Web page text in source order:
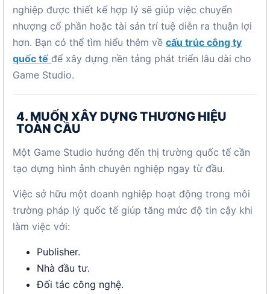
nghiệp được thiết kế hợp lý sẽ giúp việc chuyển
nhượng cổ phần hoặc tài sản trí tuệ diễn ra thuận lợi
hơn. Bạn có thể tìm hiểu thêm về cấu trúc công ty
quốc tế để xây dựng nền tảng phát triển lâu dài cho
Game Studio.
4. MUỐN XÂY DỰNG THƯƠNG HIỆU
TOÀN CẦU
Một Game Studio hướng đến thị trường quốc tế cần
tạo dựng hình ảnh chuyên nghiệp ngay từ đầu.
Việc sở hữu một doanh nghiệp hoạt động trong môi
trường pháp lý quốc tế giúp tăng mức độ tin cậy khi
làm việc với:
Publisher.
Nhà đầu tư.
Đối tác công nghệ.